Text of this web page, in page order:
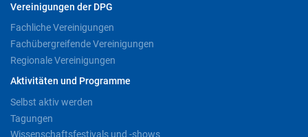
Vereinigungen der DPG
Fachliche Vereinigungen
Fachübergreifende Vereinigungen
Regionale Vereinigungen
Aktivitäten und Programme
Selbst aktiv werden
Tagungen
Wissenschaftsfestivals und -shows